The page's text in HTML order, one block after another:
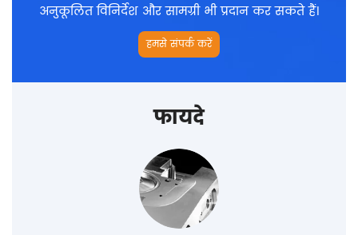
अनुकूलित विनिर्देश और सामग्री भी प्रदान कर सकते हैं।
हमसे संपर्क करें
फायदे